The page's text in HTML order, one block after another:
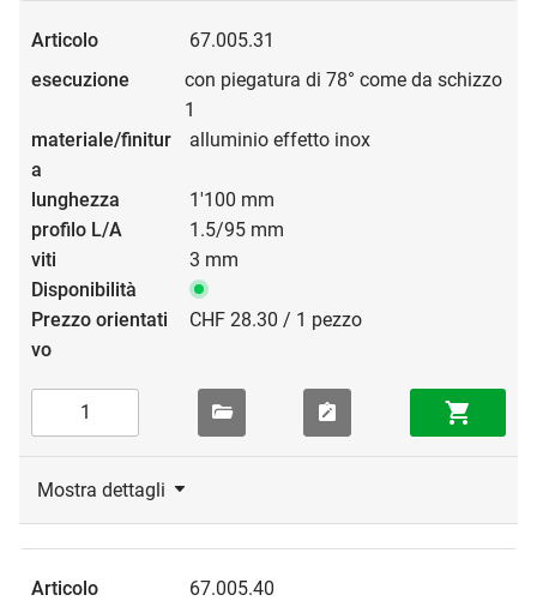
67.005.31
con piegatura di 78° come da schizzo
1
alluminio effetto inox
1'100 mm
1.5/95 mm
3 mm
CHF 28.30 / 1 pezzo
Mostra dettagli
67.005.40